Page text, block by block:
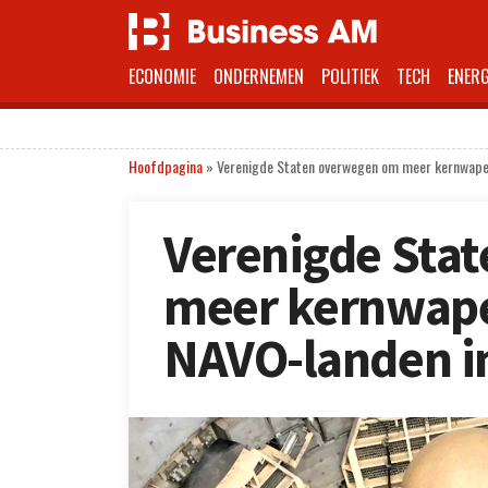
ECONOMIE ONDERNEMEN POLITIEK TECH
Hoofdpagina»Verenigde Staten overwegen om meer
Verenigde
meer
NAVO-landen